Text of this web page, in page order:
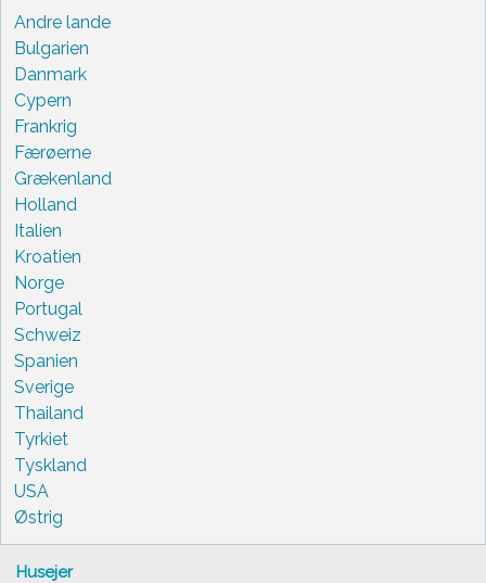
Andre lande
Bulgarien
Danmark
Cypern
Frankrig
Færøerne
Grækenland
Holland
Italien
Kroatien
Norge
Portugal
Schweiz
Spanien
Sverige
Thailand
Tyrkiet
Tyskland
USA
Østrig
Husejer